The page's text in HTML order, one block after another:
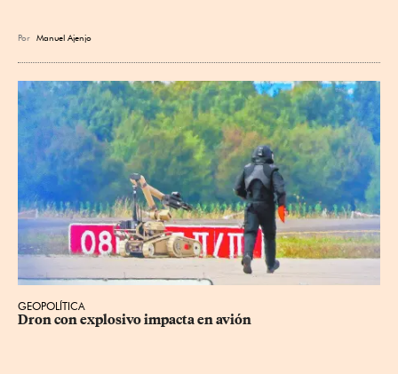
Por Manuel Ajenjo
GEOPOLÍTICA
Dron con explosivo impacta en avión